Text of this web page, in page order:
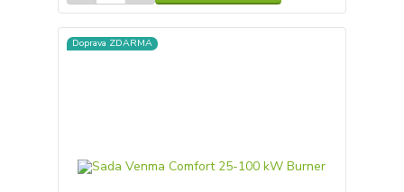
Doprava ZDARMA